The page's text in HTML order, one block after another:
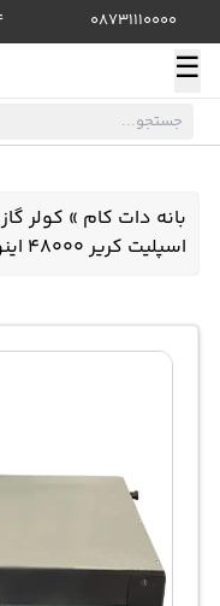
08731110000
☰
بانه دات کام » کولر
اسپلیت کریر 48000 اینورتر 42QSM048V T3